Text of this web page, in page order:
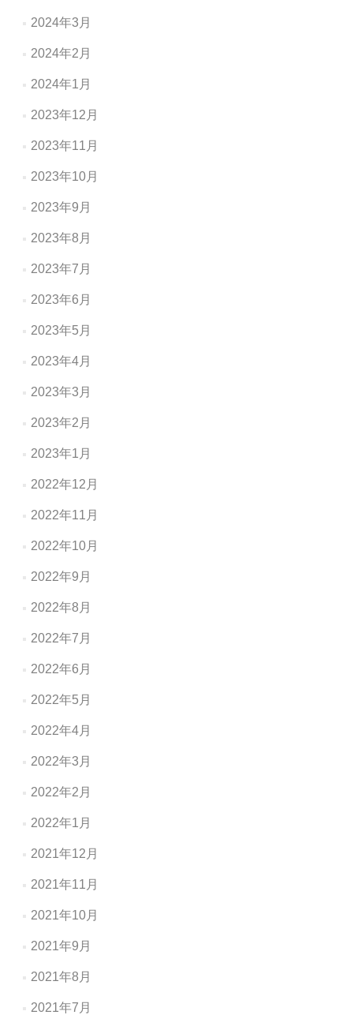
2024年3月
2024年2月
2024年1月
2023年12月
2023年11月
2023年10月
2023年9月
2023年8月
2023年7月
2023年6月
2023年5月
2023年4月
2023年3月
2023年2月
2023年1月
2022年12月
2022年11月
2022年10月
2022年9月
2022年8月
2022年7月
2022年6月
2022年5月
2022年4月
2022年3月
2022年2月
2022年1月
2021年12月
2021年11月
2021年10月
2021年9月
2021年8月
2021年7月